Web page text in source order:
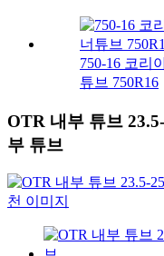
750-16 코리
튜브 750R16
OTR 내부 튜브
부 튜브